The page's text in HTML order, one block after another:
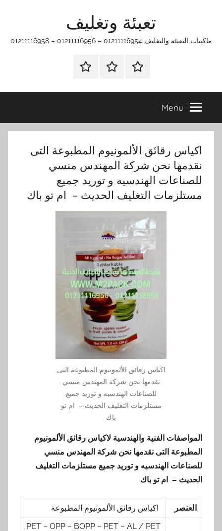
تعبئة وتغليف
ماكينات التعبئة والتغليف 01211116954 – 01211116956 – 01211116958
الرئيسيةماكينات
وتغليف
اتـصـل
في
التي
Menu
اكياس رقائق الألمونيوم المطبوعة التى
نقدمها نحن شركة المهندس منسي
للصناعات الهندسيه و توريد جميع
مستلزمات التغليف الحديث – ام تو باك
اكياس رقائق الألمونيوم المطبوعة التى
نقدمها نحن شركة المهندس منسي
للصناعات الهندسيه و توريد جميع
مستلزمات التغليف الحديث – ام تو
باك
المواصفات الفنية والهندسية لاكياس رقائق الألمونيوم
المطبوعة التى نقدمها نحن شركة المهندس منسي
للصناعات الهندسيه و توريد جميع مستلزمات التغليف
الحديث – ام تو باك
العنصر اكياس رقائق الألمونيوم المطبوعة
PET – OPP – BOPP – PET – AL / PET